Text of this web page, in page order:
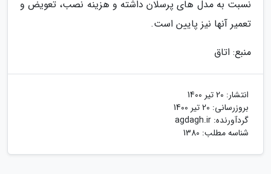
نسبت به مدل های پرسلان داشته و هزینه نصب، تعویض و
تعمیر آنها نیز پایین است.
منبع: اتاق
انتشار: 20 تیر 1400
بروزرسانی: 20 تیر 1400
گردآورنده: agdagh.ir
شناسه مطلب: 1380